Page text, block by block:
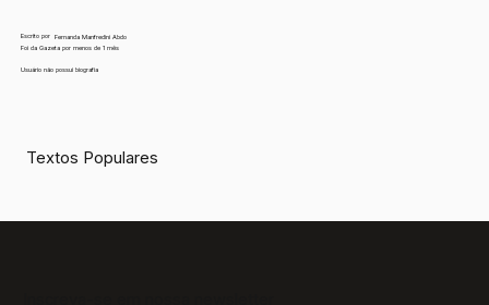
Escrito por
Fernanda Manfredini Abdo
Foi da Gazeta por menos de 1 mês
Usuário não possui biografia
Textos Populares